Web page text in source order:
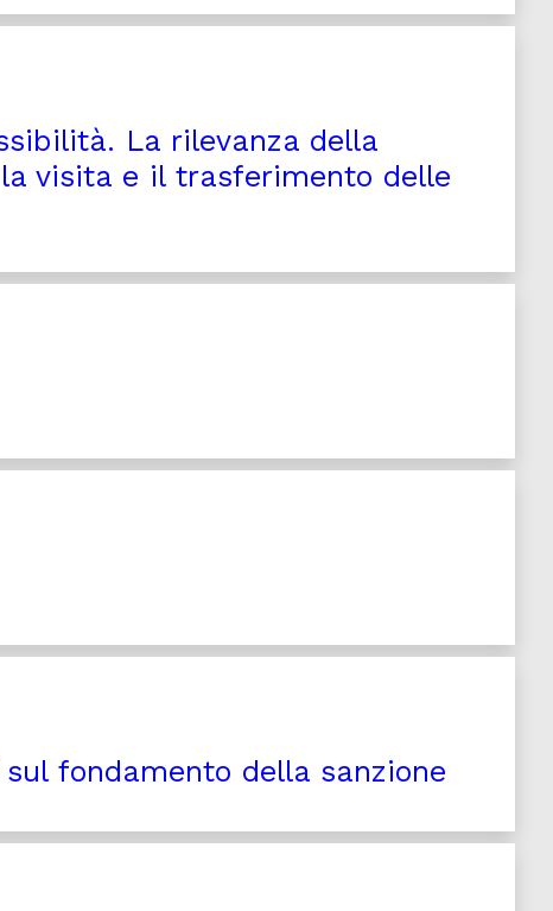
La rilevanza della
visita e il trasferimento delle
fondamento della sanzione